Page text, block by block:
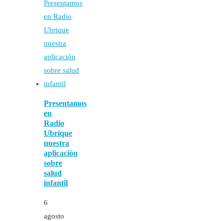
Presentamos
en
Radio
Ubrique
nuestra
aplicación
sobre
salud
infantil
6
agosto